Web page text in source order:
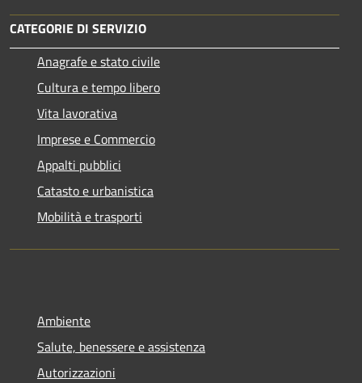
CATEGORIE DI SERVIZIO
Anagrafe e stato civile
Cultura e tempo libero
Vita lavorativa
Imprese e Commercio
Appalti pubblici
Catasto e urbanistica
Mobilità e trasporti
Ambiente
Salute, benessere e assistenza
Autorizzazioni